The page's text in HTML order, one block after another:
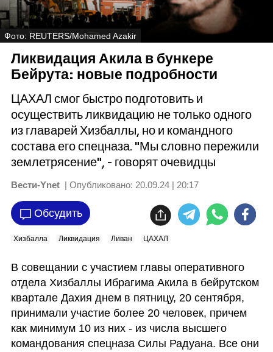
Фото: REUTERS/Mohamed Azakir
Ликвидация Акила в бункере
Бейрута: новые подробности
ЦАХАЛ смог быстро подготовить и
осуществить ликвидацию не только одного
из главарей Хизбаллы, но и командного
состава его спецназа. "Мы словно пережили
землетрясение", - говорят очевидцы
Вести-Ynet | Опубликовано: 20.09.24 | 20:17
Обсудить
Хизбалла Ликвидация Ливан ЦАХАЛ
В совещании с участием главы оперативного
отдела Хизбаллы Ибрагима Акила в бейрутском
квартале Дахия днем в пятницу, 20 сентября,
принимали участие более 20 человек, причем
как минимум 10 из них - из числа высшего
командования спецназа Силы Радуана. Все они